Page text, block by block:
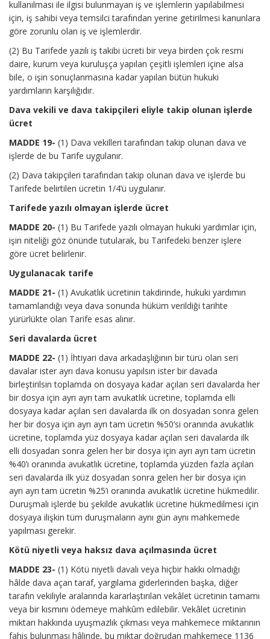
kullanılması ile ilgisi bulunmayan iş ve işlemlerin yapılabilmesi
için, iş sahibi veya temsilci tarafından yerine getirilmesi kanunlara
göre zorunlu olan iş ve işlemlerdir.
(2) Bu Tarifede yazılı iş takibi ücreti bir veya birden çok resmi
daire, kurum veya kuruluşça yapılan çeşitli işlemleri içine alsa
bile, o işin sonuçlanmasına kadar yapılan bütün hukuki
yardımların karşılığıdır.
Dava vekili ve dava takipçileri eliyle takip olunan işlerde
ücret
MADDE 19- (1) Dava vekilleri tarafından takip olunan dava ve
işlerde de bu Tarife uygulanır.
(2) Dava takipçileri tarafından takip olunan dava ve işlerde bu
Tarifede belirtilen ücretin 1/4’ü uygulanır.
Tarifede yazılı olmayan işlerde ücret
MADDE 20- (1) Bu Tarifede yazılı olmayan hukuki yardımlar için,
işin niteliği göz önünde tutularak, bu Tarifedeki benzer işlere
göre ücret belirlenir.
Uygulanacak tarife
MADDE 21- (1) Avukatlık ücretinin takdirinde, hukuki yardımın
tamamlandığı veya dava sonunda hüküm verildiği tarihte
yürürlükte olan Tarife esas alınır.
Seri davalarda ücret
MADDE 22- (1) İhtiyari dava arkadaşlığının bir türü olan seri
davalar ister ayrı dava konusu yapılsın ister bir davada
birleştirilsin toplamda on dosyaya kadar açılan seri davalarda her
bir dosya için ayrı ayrı tam avukatlık ücretine, toplamda elli
dosyaya kadar açılan seri davalarda ilk on dosyadan sonra gelen
her bir dosya için ayrı ayrı tam ücretin %50’si oranında avukatlık
ücretine, toplamda yüz dosyaya kadar açılan seri davalarda ilk
elli dosyadan sonra gelen her bir dosya için ayrı ayrı tam ücretin
%40’ı oranında avukatlık ücretine, toplamda yüzden fazla açılan
seri davalarda ilk yüz dosyadan sonra gelen her bir dosya için
ayrı ayrı tam ücretin %25’i oranında avukatlık ücretine hükmedilir.
Duruşmalı işlerde bu şekilde avukatlık ücretine hükmedilmesi için
dosyaya ilişkin tüm duruşmaların aynı gün aynı mahkemede
yapılması gerekir.
Kötü niyetli veya haksız dava açılmasında ücret
MADDE 23- (1) Kötü niyetli davalı veya hiçbir hakkı olmadığı
hâlde dava açan taraf, yargılama giderlerinden başka, diğer
tarafın vekiliyle aralarında kararlaştırılan vekâlet ücretinin tamamı
veya bir kısmını ödemeye mahkûm edilebilir. Vekâlet ücretinin
miktarı hakkında uyuşmazlık çıkması veya mahkemece miktarının
fahiş bulunması hâlinde, bu miktar doğrudan mahkemece 1136